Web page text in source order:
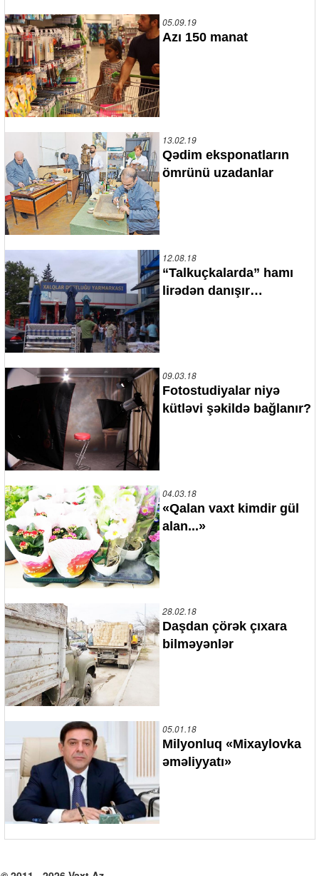
05.09.19
Azı 150 manat
13.02.19
Qədim eksponatların
ömrünü uzadanlar
12.08.18
“Talkuçkalarda” hamı
lirədən danışır…
09.03.18
Fotostudiyalar niyə
kütləvi şəkildə bağlanır?
04.03.18
«Qalan vaxt kimdir gül
alan...»
28.02.18
Daşdan çörək çıxara
bilməyənlər
05.01.18
Milyonluq «Mixaylovka
əməliyyatı»